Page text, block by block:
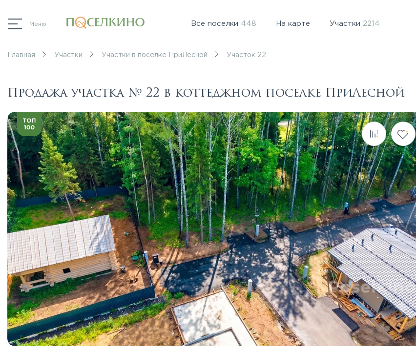
Меню Все поселки 448 На карте Участки 2214
Главная Участки Участки в поселке ПриЛесной Участок 22
Продажа участка № 22 в коттеджном поселке ПриЛесной